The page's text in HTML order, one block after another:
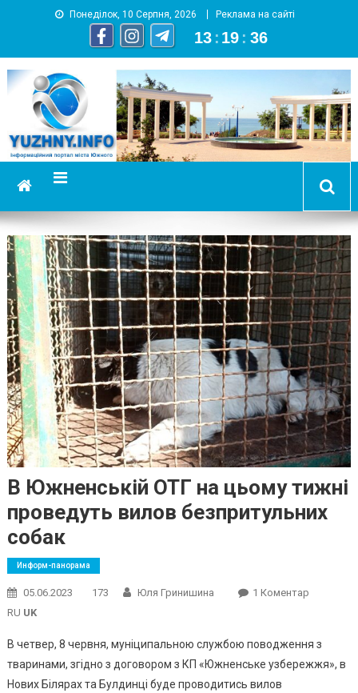
Понеділок, 10 Серпня, 2026 Реклама на сайті
13 : 19 : 36
YUZHNY.INFO
информационный портал города Южный
В Южненській ОТГ на цьому тижні
проведуть вилов безпритульних
собак
Информ-панорама
05.06.2023 173 Юля Гринишина 1 КоментарДо
ОТГ
На
RU UK
В четвер, 8 червня, муніципальною службою поводження з
тваринами, згідно з договором з КП «Южненське узбережжя», в
Нових Білярах та Булдинці буде проводитись вилов